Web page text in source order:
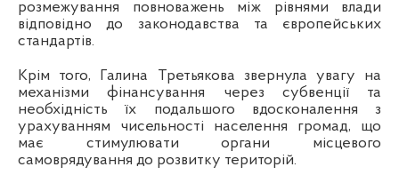
розмежування повноважень між рівнями влади
відповідно до законодавства та європейських
стандартів.
Крім того, Галина Третьякова звернула увагу на
механізми фінансування через субвенції та
необхідність їх подальшого вдосконалення з
урахуванням чисельності населення громад, що
має стимулювати органи місцевого
самоврядування до розвитку територій.